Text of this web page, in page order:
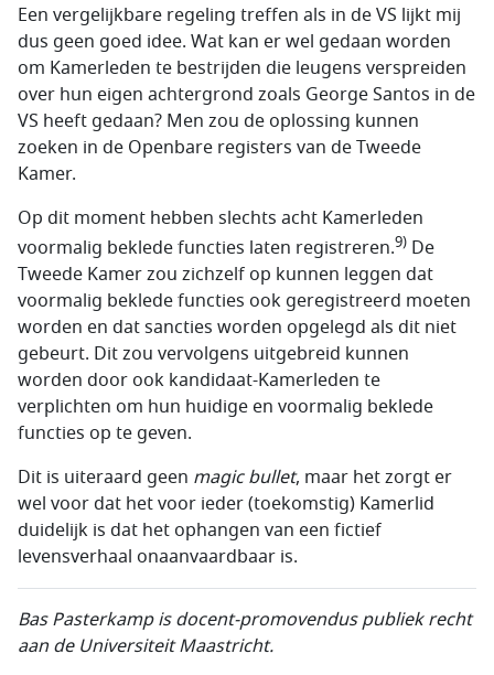
Een vergelijkbare regeling treffen als in de VS lijkt mij
dus geen goed idee. Wat kan er wel gedaan worden
om Kamerleden te bestrijden die leugens verspreiden
over hun eigen achtergrond zoals George Santos in de
VS heeft gedaan? Men zou de oplossing kunnen
zoeken in de Openbare registers van de Tweede
Kamer.
Op dit moment hebben slechts acht Kamerleden
voormalig beklede functies laten registreren.9) De
Tweede Kamer zou zichzelf op kunnen leggen dat
voormalig beklede functies ook geregistreerd moeten
worden en dat sancties worden opgelegd als dit niet
gebeurt. Dit zou vervolgens uitgebreid kunnen
worden door ook kandidaat-Kamerleden te
verplichten om hun huidige en voormalig beklede
functies op te geven.
Dit is uiteraard geen magic bullet, maar het zorgt er
wel voor dat het voor ieder (toekomstig) Kamerlid
duidelijk is dat het ophangen van een fictief
levensverhaal onaanvaardbaar is.
Bas Pasterkamp is docent-promovendus publiek recht
aan de Universiteit Maastricht.